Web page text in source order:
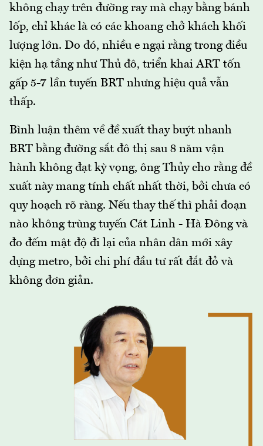
không chạy trên đường ray mà chạy bằng bánh
lốp, chỉ khác là có các khoang chở khách khối
lượng lớn. Do đó, nhiều e ngại rằng trong điều
kiện hạ tầng như Thủ đô, triển khai ART tốn
gấp 5-7 lần tuyến BRT nhưng hiệu quả vẫn
thấp.
Bình luận thêm về đề xuất thay buýt nhanh
BRT bằng đường sắt đô thị sau 8 năm vận
hành không đạt kỳ vọng, ông Thủy cho rằng đề
xuất này mang tính chất nhất thời, bởi chưa có
quy hoạch rõ ràng. Nếu thay thế thì phải đoạn
nào không trùng tuyến Cát Linh - Hà Đông và
đo đếm mật độ đi lại của nhân dân mới xây
dựng metro, bởi chi phí đầu tư rất đắt đỏ và
không đơn giản.